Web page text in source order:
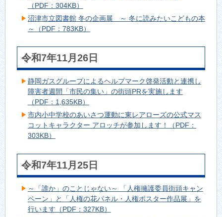
（PDF：304KB）
沼津市立図書館 冬の企画展 ～ 冬に読みたいこどもの本
～（PDF：783KB）
令和7年11月26日
静岡ガスグループによるヘルプマーク啓発活動と連携し
障害者週間「市民の集い」の街頭PRを実施します
（PDF：1,635KB）
市内小中学校のあいさつ運動に東レアローズの公式マス
コットキャラクター アロッチが参加します！（PDF：
303KB）
令和7年11月25日
～「誰か」のことじゃない～ 「人権擁護委員街頭キャン
ペーン」と「人権の花パネル・人権ポスター作品展」を
行います（PDF：327KB）